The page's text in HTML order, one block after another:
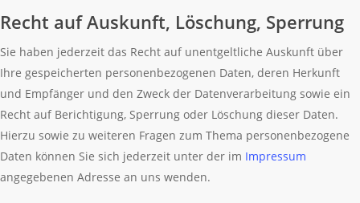
Recht auf Auskunft, Löschung, Sperrung
Sie haben jederzeit das Recht auf unentgeltliche Auskunft über
Ihre gespeicherten personenbezogenen Daten, deren Herkunft
und Empfänger und den Zweck der Datenverarbeitung sowie ein
Recht auf Berichtigung, Sperrung oder Löschung dieser Daten.
Hierzu sowie zu weiteren Fragen zum Thema personenbezogene
Daten können Sie sich jederzeit unter der im Impressum
angegebenen Adresse an uns wenden.